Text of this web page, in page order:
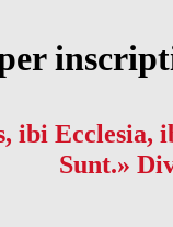
ibi Ecclesia,
Sunt.»